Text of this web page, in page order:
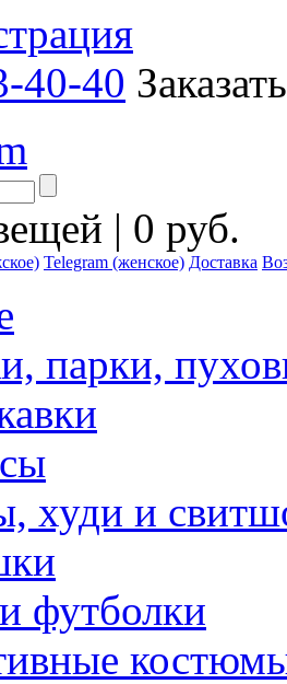
40-40
| 0 руб.
Telegram (женское) Доставка
парки,
худи и
футболки